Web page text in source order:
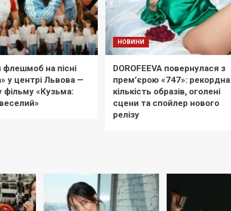
на пісні
у центрі Львова —
фільму «Кузьма:
НОВИНИ
DOROFEEVA повернулася з
прем’єрою «747»: рекордна
кількість образів, оголені
сцени та спойлер нового
релізу